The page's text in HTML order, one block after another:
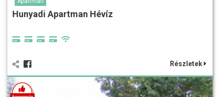
Hunyadi Apartman Hévíz
Részletek